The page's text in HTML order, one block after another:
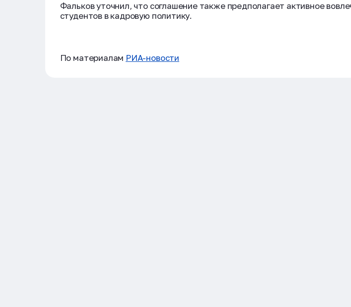
Фальков уточнил, что соглашение также предполагает активное
студентов в кадровую политику.
По материалам РИА-новости